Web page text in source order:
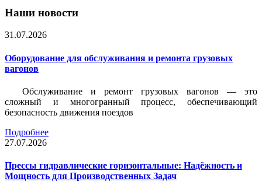
Наши новости
31.07.2026
Оборудование для обслуживания и ремонта грузовых
вагонов
Обслуживание и ремонт грузовых вагонов — это
сложный и многогранный процесс, обеспечивающий
безопасность движения поездов
Подробнее
27.07.2026
Прессы гидравлические горизонтальные: Надёжность и
Мощность для Производственных Задач